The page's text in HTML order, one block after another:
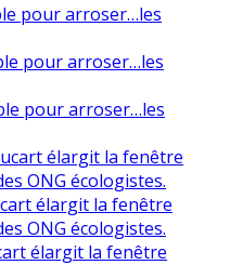
pour arroser…les
pour arroser…les
pour arroser…les
élargit la fenêtre
ONG écologistes.
élargit la fenêtre
ONG écologistes.
élargit la fenêtre